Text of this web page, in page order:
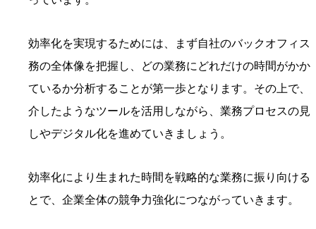
効率化を実現するためには、まず自社のバックオフィス
務の全体像を把握し、どの業務にどれだけの時間がかか
ているか分析することが第一歩となります。その上で、
介したようなツールを活用しながら、業務プロセスの見
しやデジタル化を進めていきましょう。
効率化により生まれた時間を戦略的な業務に振り向ける
とで、企業全体の競争力強化につながっていきます。